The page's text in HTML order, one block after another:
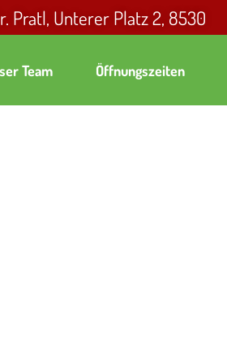
Pratl, Unterer Platz 2, 8530
Team Öffnungszeiten